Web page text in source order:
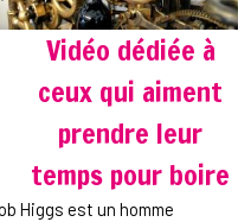
Vidéo dédiée à
ceux qui aiment
prendre leur
temps pour boire
Higgs est un homme